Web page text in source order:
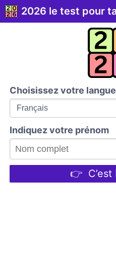
2026 le test pour
Choisissez votre langue
Indiquez votre prénom
👉